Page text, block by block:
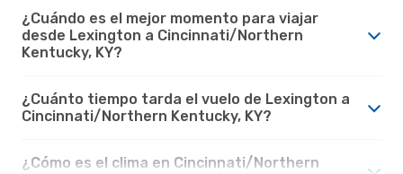
¿Cuándo es el mejor momento para viajar
desde Lexington a Cincinnati/Northern
Kentucky, KY?
¿Cuánto tiempo tarda el vuelo de Lexington a
Cincinnati/Northern Kentucky, KY?
¿Cómo es el clima en Cincinnati/Northern